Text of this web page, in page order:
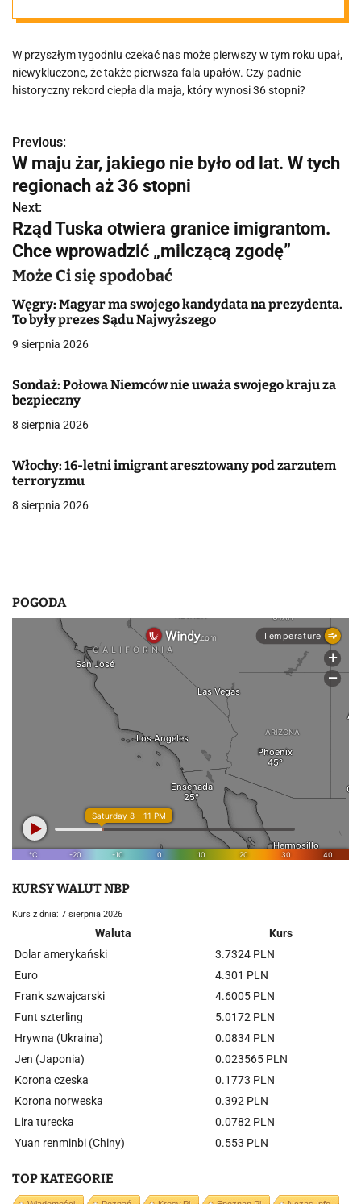
W przyszłym tygodniu czekać nas może pierwszy w tym roku upał,
niewykluczone, że także pierwsza fala upałów. Czy padnie
historyczny rekord ciepła dla maja, który wynosi 36 stopni?
N
a
w
i
g
a
c
a
w
i
s
Previous:
W maju żar, jakiego nie było od lat. W tych
regionach aż 36 stopni
Next:
Rząd Tuska otwiera granice imigrantom.
Chce wprowadzić „milczącą zgodę”
Może Ci się spodobać
Węgry: Magyar ma swojego kandydata na prezydenta.
To były prezes Sądu Najwyższego
9 sierpnia 2026
Sondaż: Połowa Niemców nie uważa swojego kraju za
bezpieczny
8 sierpnia 2026
Włochy: 16-letni imigrant aresztowany pod zarzutem
terroryzmu
8 sierpnia 2026
POGODA
KURSY WALUT NBP
Kurs z dnia: 7 sierpnia 2026
Waluta
Kurs
Dolar amerykański
3.7324 PLN
Euro
4.301 PLN
Frank szwajcarski
4.6005 PLN
Funt szterling
5.0172 PLN
Hrywna (Ukraina)
0.0834 PLN
Jen (Japonia)
0.023565 PLN
Korona czeska
0.1773 PLN
Korona norweska
0.392 PLN
Lira turecka
0.0782 PLN
Yuan renminbi (Chiny)
0.553 PLN
TOP KATEGORIE